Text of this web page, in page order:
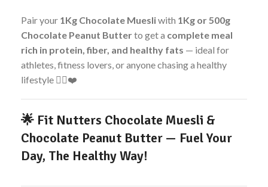
Pair your 1Kg Chocolate Muesliwith 1Kg or 500g
Chocolate Peanut Butterto get a complete meal
rich in protein, fiber, and healthy fats — ideal for
athletes, fitness lovers, or anyone chasing a healthy
lifestyle 🏋️‍♂️❤️
🌟 Fit Nutters Chocolate Muesli &
Chocolate Peanut Butter — Fuel Your
Day, The Healthy Way!